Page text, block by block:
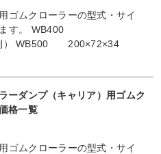
ゴムクローラーの型式・サイ
ます。 WB400
） WB500 200×72×34
ーダンプ（キャリア）用ゴムク
格一覧
ゴムクローラーの型式・サイ